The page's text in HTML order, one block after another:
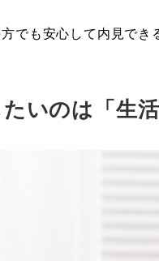
でも安心して内見でき
いのは「生